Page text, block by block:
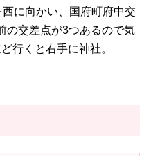
に向かい、国府町府中交
の交差点が3つあるので気
行くと右手に神社。